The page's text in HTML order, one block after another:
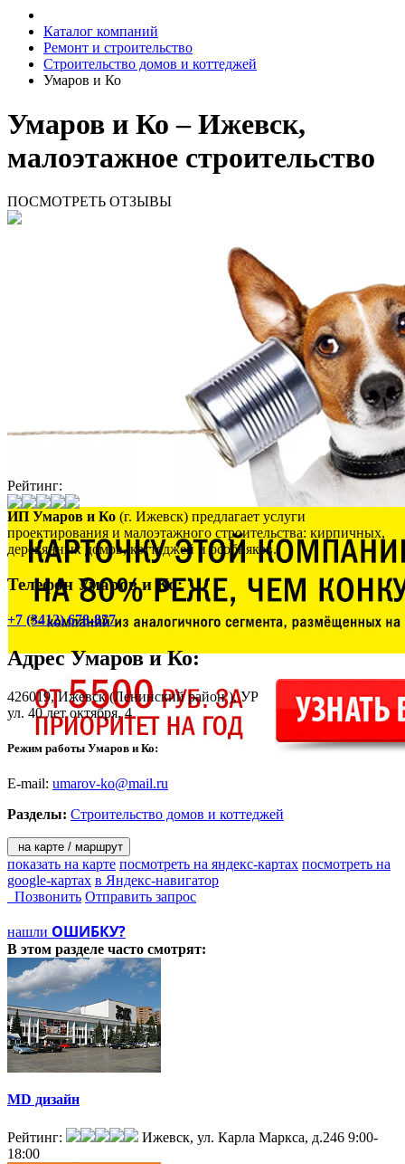
Каталог компаний
Ремонт и строительство
Строительство домов и коттеджей
Умаров и Ко
Умаров и Ко – Ижевск,
малоэтажное строительство
ПОСМОТРЕТЬ ОТЗЫВЫ
Рейтинг:
ИП Умаров и Ко (г. Ижевск) предлагает услуги
проектирования и малоэтажного строительства: кирпичных,
деревянных домов, коттеджей и особняков.
Телефон Умаров и Ко:
+7 (3412) 678-857
АдресУмаров и Ко:
426019,Ижевск(Ленинский район ), УР
ул. 40 лет октября, 4
Режим работы Умаров и Ко:
E-mail: umarov-ko@mail.ru
Разделы: Строительство домов и коттеджей
на карте / маршрут
показать на карте посмотреть на яндекс-картах посмотреть на
google-картах в Яндекс-навигатор
Позвонить Отправить запрос
нашли ОШИБКУ?
В этом разделе часто смотрят:
MD дизайн
Рейтинг: Ижевск, ул. Карла Маркса, д.246 9:00-
18:00